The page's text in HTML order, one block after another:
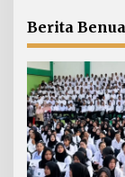
Berita